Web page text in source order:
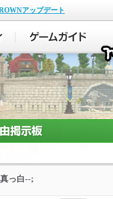
アップデート
っ白--;